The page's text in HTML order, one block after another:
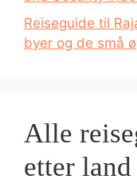
Reiseguide til
byer og de små
Alle
etter land